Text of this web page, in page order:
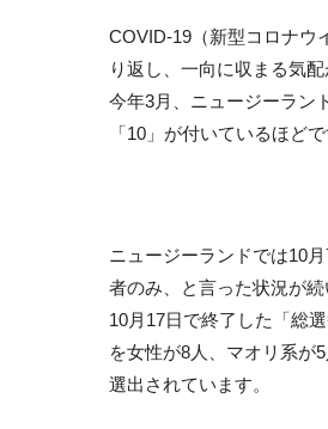
COVID-19（新型コロナウ
り返し、一向に収まる気
今年3月、ニュージーラン
「10」が付いているほどで
ニュージーランドでは10
者のみ、と言った状況が続
10月17日で終了した「総
を女性が8人、マオリ系が
選出されています。